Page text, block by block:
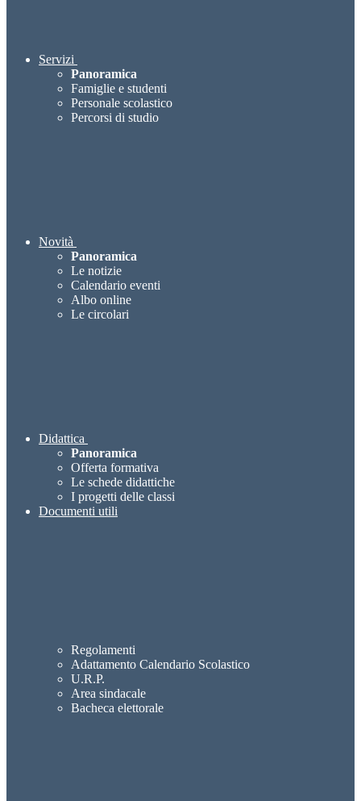
Servizi
Panoramica
Famiglie e studenti
Personale scolastico
Percorsi di studio
Novità
Panoramica
Le notizie
Calendario eventi
Albo online
Le circolari
Didattica
Panoramica
Offerta formativa
Le schede didattiche
I progetti delle classi
Documenti utili
Regolamenti
Adattamento Calendario Scolastico
U.R.P.
Area sindacale
Bacheca elettorale